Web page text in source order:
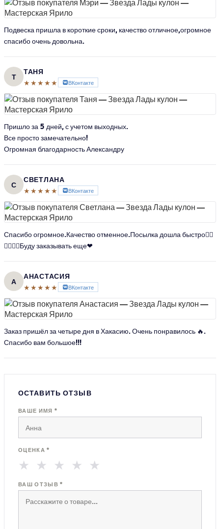
Подвеска пришла в короткие сроки, качество отличное,огромное
спасибо очень довольна.
Т
ТАНЯ
★★★★★
ВКонтакте
Пришло за 5 дней, с учетом выходных.
Все просто замечательно!
Огромная благодарность Александру
С
СВЕТЛАНА
★★★★★
ВКонтакте
Спасибо огромное.Качество отменное.Посылка дошла быстро👍🏻
👍🏻👍🏻Буду заказывать еще❤
А
АНАСТАСИЯ
★★★★★
ВКонтакте
Заказ пришёл за четыре дня в Хакасию. Очень понравилось 🔥.
Спасибо вам большое!!!
ОСТАВИТЬ ОТЗЫВ
ВАШЕ ИМЯ *
ОЦЕНКА *
★ ★ ★ ★ ★
ВАШ ОТЗЫВ *